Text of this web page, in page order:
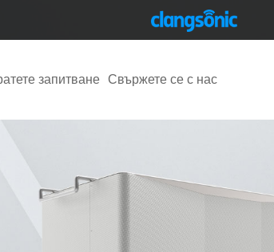
запитване Свържете се с нас